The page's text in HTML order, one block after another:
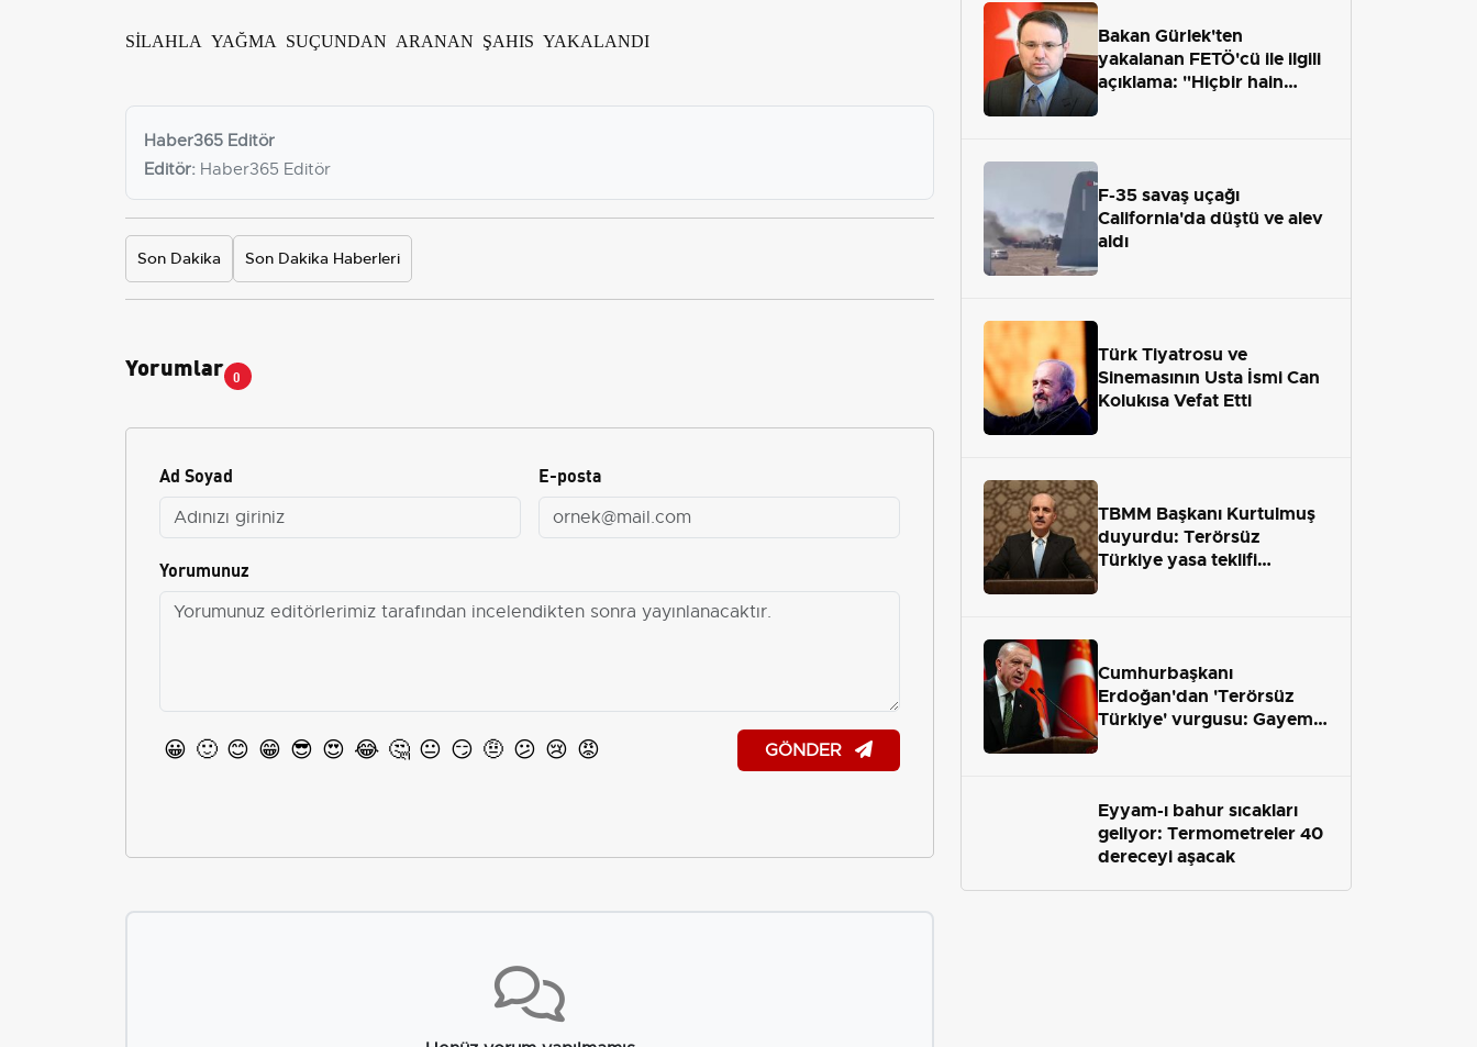
SİLAHLA YAĞMA SUÇUNDAN ARANAN ŞAHIS YAKALANDI
Haber365 Editör
Editör: Haber365 Editör
Son Dakika Son Dakika Haberleri
Yorumlar 0
Ad Soyad E-posta
Yorumunuz
😀 🙂 😊 😁 😎 😍 😂 🤔 😐 😏 🤨 😕 😢 😡 GÖNDER
Bakan Gürlek'ten
yakalanan FETÖ'cü ile ilgili
açıklama: "Hiçbir hain
F-35 savaş uçağı
California'da düştü ve alev
aldı
Türk Tiyatrosu ve
Sinemasının Usta İsmi Can
Kolukısa Vefat Etti
TBMM Başkanı Kurtulmuş
duyurdu: Terörsüz
Türkiye yasa teklifi
Cumhurbaşkanı
Erdoğan'dan 'Terörsüz
Türkiye' vurgusu: Gayemiz
Eyyam-ı bahur sıcakları
geliyor: Termometreler 40
dereceyi aşacak